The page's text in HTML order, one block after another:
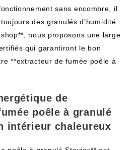
sans encombre, il
des granulés d’humidité
nous proposons une large
qui garantiront le bon
**extracteur de fumée poêle à
de
poêle à granulé
intérieur chaleureux